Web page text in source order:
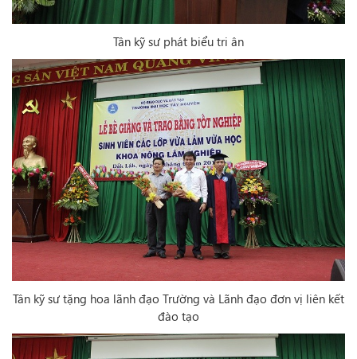
Tân kỹ sư phát biểu tri ân
Tân kỹ sư tặng hoa lãnh đạo Trường và Lãnh đạo đơn vị liên kết
đào tạo